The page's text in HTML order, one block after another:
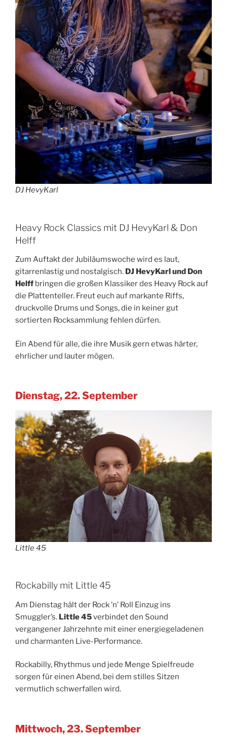
DJ HevyKarl
Heavy Rock Classics mit DJ HevyKarl & Don
Helff
Zum Auftakt der Jubiläumswoche wird es laut,
gitarrenlastig und nostalgisch. DJ HevyKarl und Don
Helff bringen die großen Klassiker des Heavy Rock auf
die Plattenteller. Freut euch auf markante Riffs,
druckvolle Drums und Songs, die in keiner gut
sortierten Rocksammlung fehlen dürfen.
Ein Abend für alle, die ihre Musik gern etwas härter,
ehrlicher und lauter mögen.
Dienstag, 22. September
Little 45
Rockabilly mit Little 45
Am Dienstag hält der Rock ’n’ Roll Einzug ins
Smuggler’s. Little 45verbindet den Sound
vergangener Jahrzehnte mit einer energiegeladenen
und charmanten Live-Performance.
Rockabilly, Rhythmus und jede Menge Spielfreude
sorgen für einen Abend, bei dem stilles Sitzen
vermutlich schwerfallen wird.
Mittwoch, 23. September